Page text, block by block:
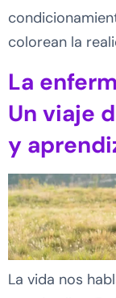
colorean la
La
Un viaje
y
La vida nos